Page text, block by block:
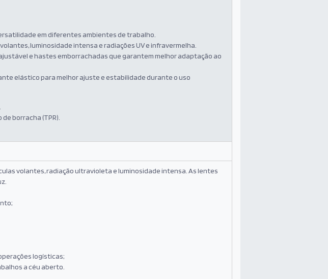
em diferentes ambientes de trabalho.
luminosidade intensa e radiações UV e infravermelha.
e hastes emborrachadas que garantem melhor adaptação ao
elástico para melhor ajuste e estabilidade durante o uso
de borracha (TPR).
volantes, radiação ultravioleta e luminosidade intensa. As lentes
logísticas;
a céu aberto.